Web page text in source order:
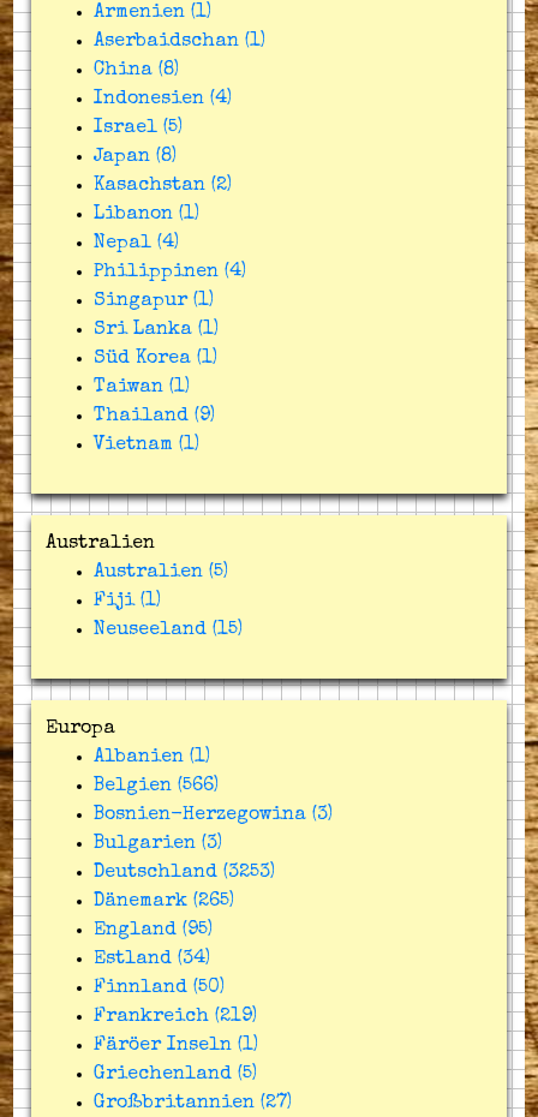
Armenien (1)
Aserbaidschan (1)
China (8)
Indonesien (4)
Israel (5)
Japan (8)
Kasachstan (2)
Libanon (1)
Nepal (4)
Philippinen (4)
Singapur (1)
Sri Lanka (1)
Süd Korea (1)
Taiwan (1)
Thailand (9)
Vietnam (1)
Australien
Australien (5)
Fiji (1)
Neuseeland (15)
Europa
Albanien (1)
Belgien (566)
Bosnien-Herzegowina (3)
Bulgarien (3)
Deutschland (3253)
Dänemark (265)
England (95)
Estland (34)
Finnland (50)
Frankreich (219)
Färöer Inseln (1)
Griechenland (5)
Großbritannien (27)